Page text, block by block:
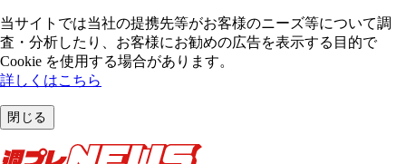
当サイトでは当社の提携先等がお客様のニーズ等について調
査・分析したり、お客様にお勧めの広告を表⽰する⽬的で
Cookie を使⽤する場合があります。
詳しくはこちら
閉じる